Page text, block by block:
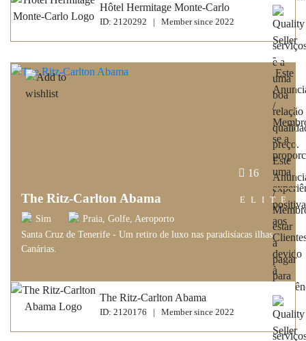
Hôtel Hermitage Monte-Carlo
ID: 2120292 | Member since 2022
16
The Ritz-Carlton Abama
Sim Praia, Golfe, Aeroporto
Santa Cruz de Tenerife - Um retiro de luxo nas paradisíacas ilhas
Canárias.
ELITE
The Ritz-Carlton Abama
ID: 2120176 | Member since 2022